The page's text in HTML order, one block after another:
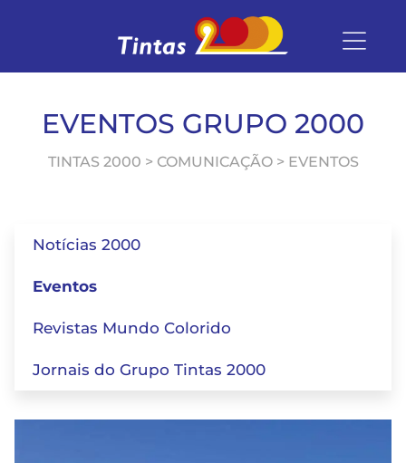
EVENTOS GRUPO 2000
TINTAS 2000 > COMUNICAÇÃO > EVENTOS
Notícias 2000
Eventos
Revistas Mundo Colorido
Jornais do Grupo Tintas 2000